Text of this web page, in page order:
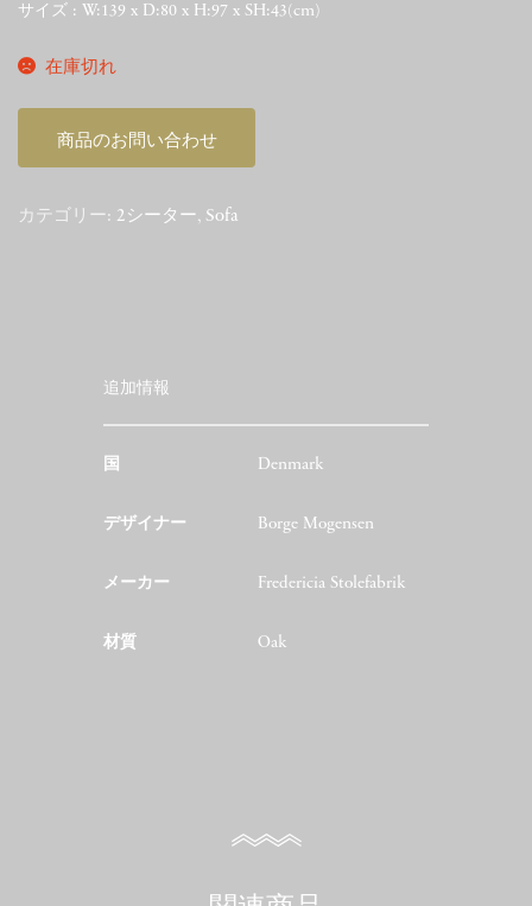
サイズ : W:139 x D:80 x H:97 x SH:43(cm)
在庫切れ
商品のお問い合わせ
カテゴリー: 2シーター, Sofa
追加情報
国 Denmark
デザイナー Borge Mogensen
メーカー Fredericia Stolefabrik
材質 Oak